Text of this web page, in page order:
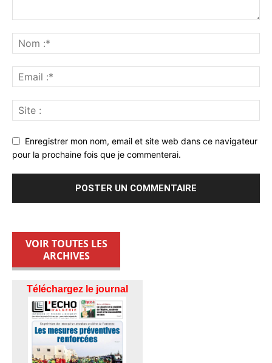
Enregistrer mon nom, email et site web dans ce navigateur
pour la prochaine fois que je commenterai.
VOIR TOUTES LES
ARCHIVES